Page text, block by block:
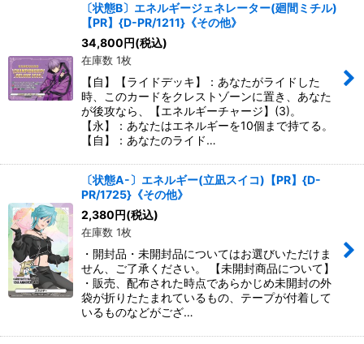
〔状態B〕エネルギージェネレーター(廻間ミチル)
【PR】{D-PR/1211}《その他》
34,800円(税込)
在庫数 1枚
【自】【ライドデッキ】：あなたがライドした
時、このカードをクレストゾーンに置き、あなた
が後攻なら、【エネルギーチャージ】(3)。
【永】：あなたはエネルギーを10個まで持てる。
【自】：あなたのライド…
〔状態A-〕エネルギー(立凪スイコ)【PR】{D-
PR/1725}《その他》
2,380円(税込)
在庫数 1枚
・開封品・未開封品についてはお選びいただけま
せん、ご了承ください。 【未開封商品について】
・販売、配布された時点であらかじめ未開封の外
袋が折りたたまれているもの、テープが付着して
いるものなどがござ…